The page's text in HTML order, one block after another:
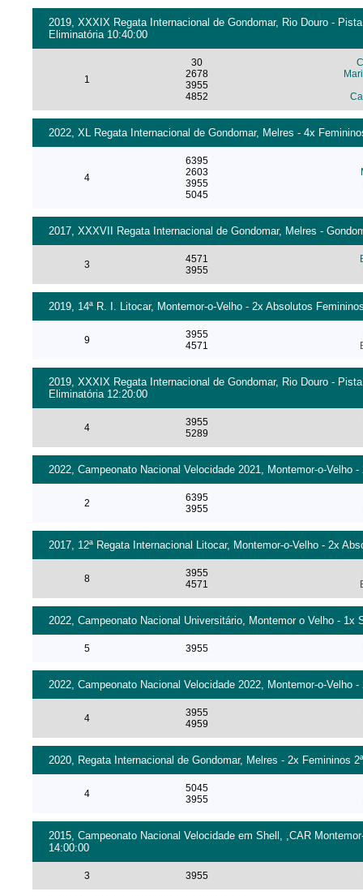
2019, XXXIX Regata Internacional de Gondomar, Rio Douro -
Eliminatória 10:40:00
1
30
2678
3955
4852
2022, XL Regata Internacional de Gondomar, Melres - 4x
4
6395
2603
3955
5045
2017, XXXVII Regata Internacional de Gondomar, Melres -
3
4571
3955
2019, 14ª R. I. Litocar, Montemor-o-Velho - 2x Absolutos
9
3955
4571
2019, XXXIX Regata Internacional de Gondomar, Rio Douro -
Eliminatória 12:20:00
4
3955
5289
2022, Campeonato Nacional Velocidade 2021, Montemor-o-Velho
2
6395
3955
2017, 12ª Regata Internacional Litocar, Montemor-o-Velho - 2x
8
3955
4571
2022, Campeonato Nacional Universitário, Montemor o Velho - 1x
5 3955
2022, Campeonato Nacional Velocidade 2022, Montemor-o-Velho
4
3955
4959
2020, Regata Internacional de Gondomar, Melres - 2x Femininos
4
5045
3955
2015, Campeonato Nacional Velocidade em Shell, ,CAR
14:00:00
3 3955